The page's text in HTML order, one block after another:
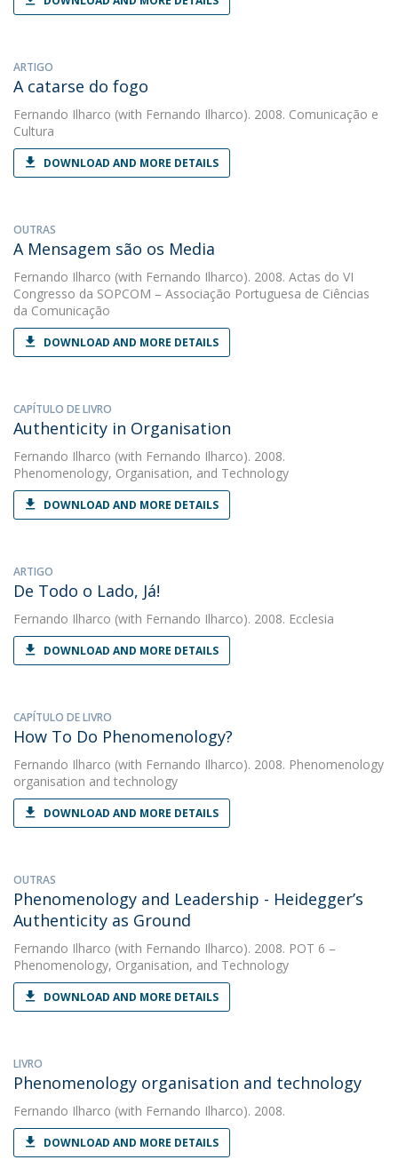
ARTIGO
A catarse do fogo
Fernando Ilharco (with Fernando Ilharco). 2008. Comunicação e
Cultura
DOWNLOAD AND MORE DETAILS
OUTRAS
A Mensagem são os Media
Fernando Ilharco (with Fernando Ilharco). 2008. Actas do VI
Congresso da SOPCOM – Associação Portuguesa de Ciências
da Comunicação
DOWNLOAD AND MORE DETAILS
CAPÍTULO DE LIVRO
Authenticity in Organisation
Fernando Ilharco (with Fernando Ilharco). 2008.
Phenomenology, Organisation, and Technology
DOWNLOAD AND MORE DETAILS
ARTIGO
De Todo o Lado, Já!
Fernando Ilharco (with Fernando Ilharco). 2008. Ecclesia
DOWNLOAD AND MORE DETAILS
CAPÍTULO DE LIVRO
How To Do Phenomenology?
Fernando Ilharco (with Fernando Ilharco). 2008. Phenomenology
organisation and technology
DOWNLOAD AND MORE DETAILS
OUTRAS
Phenomenology and Leadership - Heidegger’s
Authenticity as Ground
Fernando Ilharco (with Fernando Ilharco). 2008. POT 6 –
Phenomenology, Organisation, and Technology
DOWNLOAD AND MORE DETAILS
LIVRO
Phenomenology organisation and technology
Fernando Ilharco (with Fernando Ilharco). 2008.
DOWNLOAD AND MORE DETAILS